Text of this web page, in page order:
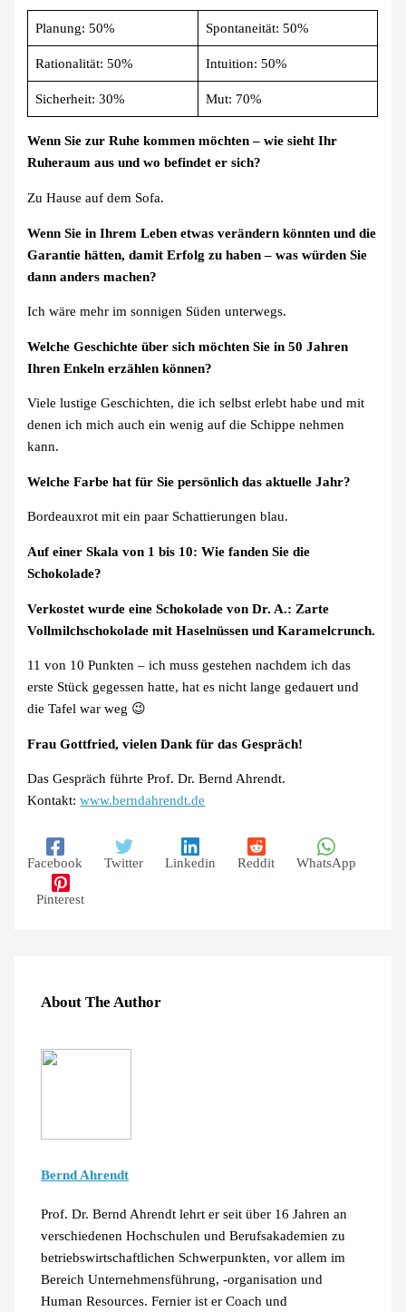
Planung: 50% Spontaneität: 50%
Rationalität: 50% Intuition: 50%
Sicherheit: 30% Mut: 70%
Wenn Sie zur Ruhe kommen möchten – wie sieht Ihr
Ruheraum aus und wo befindet er sich?
Zu Hause auf dem Sofa.
Wenn Sie in Ihrem Leben etwas verändern könnten und die
Garantie hätten, damit Erfolg zu haben – was würden Sie
dann anders machen?
Ich wäre mehr im sonnigen Süden unterwegs.
Welche Geschichte über sich möchten Sie in 50 Jahren
Ihren Enkeln erzählen können?
Viele lustige Geschichten, die ich selbst erlebt habe und mit
denen ich mich auch ein wenig auf die Schippe nehmen
kann.
Welche Farbe hat für Sie persönlich das aktuelle Jahr?
Bordeauxrot mit ein paar Schattierungen blau.
Auf einer Skala von 1 bis 10: Wie fanden Sie die
Schokolade?
Verkostet wurde eine Schokolade von Dr. A.: Zarte
Vollmilchschokolade mit Haselnüssen und Karamelcrunch.
11 von 10 Punkten – ich muss gestehen nachdem ich das
erste Stück gegessen hatte, hat es nicht lange gedauert und
die Tafel war weg 😉
Frau Gottfried, vielen Dank für das Gespräch!
Das Gespräch führte Prof. Dr. Bernd Ahrendt.
Kontakt:www.berndahrendt.de
Facebook Twitter Linkedin Reddit WhatsApp
Pinterest
About The Author
Bernd Ahrendt
Prof. Dr. Bernd Ahrendt lehrt er seit über 16 Jahren an
verschiedenen Hochschulen und Berufsakademien zu
betriebswirtschaftlichen Schwerpunkten, vor allem im
Bereich Unternehmensführung, -organisation und
Human Resources. Fernier ist er Coach und